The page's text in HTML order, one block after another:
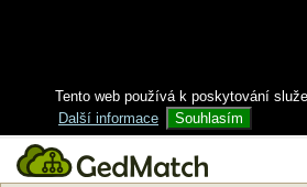
Tento web používá k poskytování
Další informace
Souhlasím